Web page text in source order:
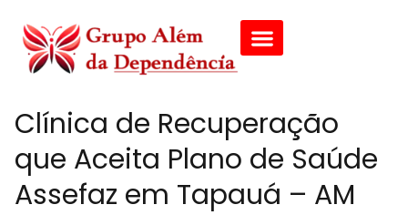
Clínica de Recuperação
que Aceita Plano de Saúde
Assefaz em Tapauá – AM